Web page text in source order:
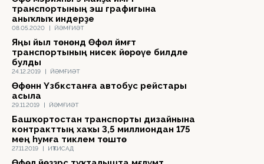
08.05.2020 | ЙӘМҒИӘТ
транспортының эш графигына
аныҡлыҡ индерҙе
24.12.2019 | ЙӘМҒИӘТ
Яңы йыл төнөндә Өфөлә йәмәғәт
транспортының нисек йөрөүе билдәле
булды
29.11.2019 | ЙӘМҒИӘТ
Өфөнән Үзбәкстанға автобус рейстары
асыла
27.11.2019 | ИҠТИСАД
Башҡортостан транспорты дизайнына
контракттың хаҡы 3,5 миллиондан 175
мең һумға тиклем төштө